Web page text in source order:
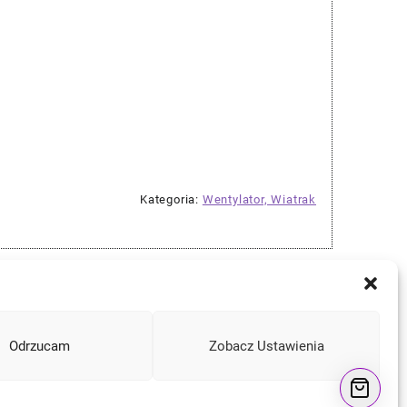
Odrzucam Zobacz Ustawienia
Kategoria: Wentylator, Wiatrak
Instagram
Facebook
YouTube
Mail